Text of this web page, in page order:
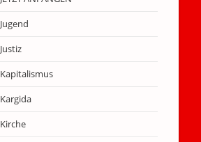
Jugend
Justiz
Kapitalismus
Kargida
Kirche